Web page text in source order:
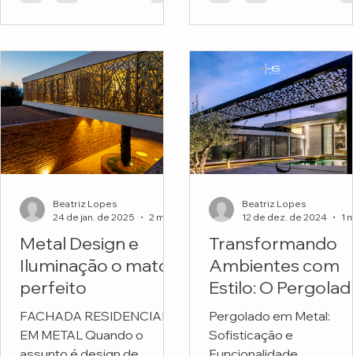
do...
Metal Design e
Iluminação o match
perfeito
FACHADA RESIDENCIAL
EM METAL Quando o
Beatriz Lopes
24 de jan. de 2025
Transformando
Ambientes com
Estilo: O
em Metal
Personalizado da
Pergolado em Metal:
Sofisticação e
Beatriz Lopes
12 de dez. de 2024